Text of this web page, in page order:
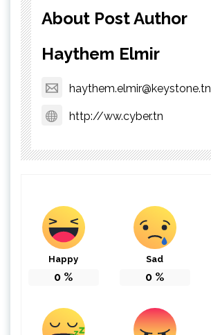
About Post Author
Haythem Elmir
haythem.elmir@keystone.tn
http://ww.cyber.tn
Happy
0 %
Sad
0 %